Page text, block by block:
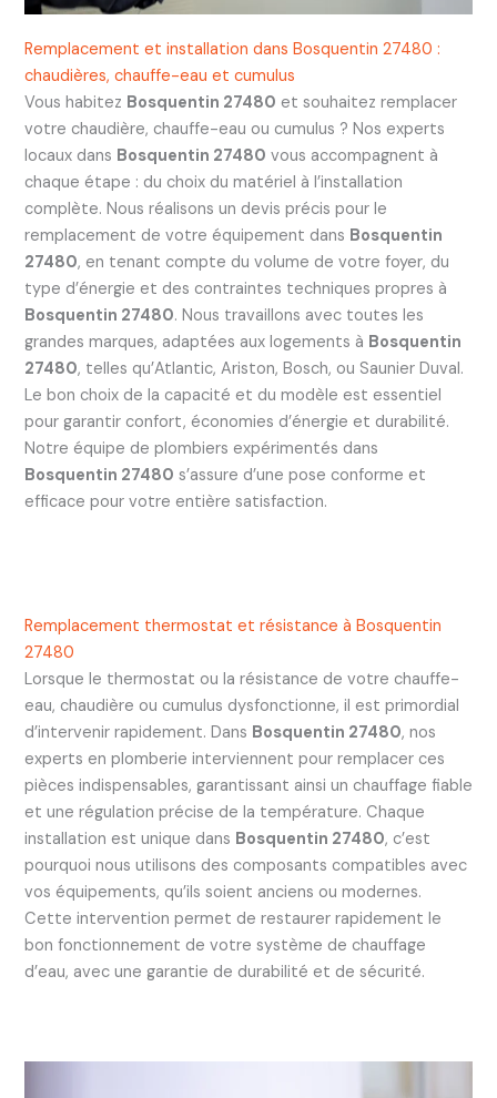
Remplacement et installation dans Bosquentin 27480 :
chaudières, chauffe-eau et cumulus
Vous habitez Bosquentin 27480 et souhaitez remplacer
votre chaudière, chauffe-eau ou cumulus ? Nos experts
locaux dans Bosquentin 27480 vous accompagnent à
chaque étape : du choix du matériel à l’installation
complète. Nous réalisons un devis précis pour le
remplacement de votre équipement dans Bosquentin
27480, en tenant compte du volume de votre foyer, du
type d’énergie et des contraintes techniques propres à
Bosquentin 27480. Nous travaillons avec toutes les
grandes marques, adaptées aux logements à Bosquentin
27480, telles qu’Atlantic, Ariston, Bosch, ou Saunier Duval.
Le bon choix de la capacité et du modèle est essentiel
pour garantir confort, économies d’énergie et durabilité.
Notre équipe de plombiers expérimentés dans
Bosquentin 27480 s’assure d’une pose conforme et
efficace pour votre entière satisfaction.
Remplacement thermostat et résistance à Bosquentin
27480
Lorsque le thermostat ou la résistance de votre chauffe-
eau, chaudière ou cumulus dysfonctionne, il est primordial
d’intervenir rapidement. Dans Bosquentin 27480, nos
experts en plomberie interviennent pour remplacer ces
pièces indispensables, garantissant ainsi un chauffage fiable
et une régulation précise de la température. Chaque
installation est unique dans Bosquentin 27480, c’est
pourquoi nous utilisons des composants compatibles avec
vos équipements, qu’ils soient anciens ou modernes.
Cette intervention permet de restaurer rapidement le
bon fonctionnement de votre système de chauffage
d’eau, avec une garantie de durabilité et de sécurité.